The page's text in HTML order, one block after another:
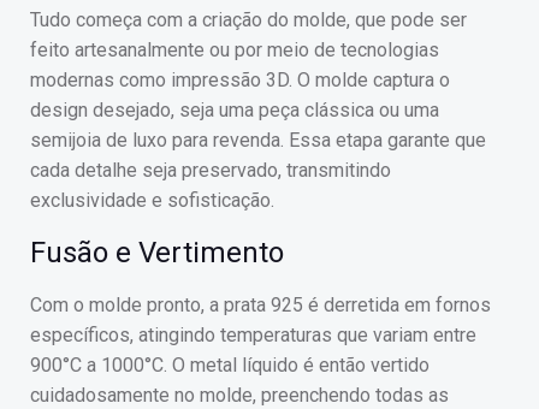
Tudo começa com a criação do molde, que pode ser
feito artesanalmente ou por meio de tecnologias
modernas como impressão 3D. O molde captura o
design desejado, seja uma peça clássica ou uma
semijoia de luxo para revenda. Essa etapa garante que
cada detalhe seja preservado, transmitindo
exclusividade e sofisticação.
Fusão e Vertimento
Com o molde pronto, a prata 925 é derretida em fornos
específicos, atingindo temperaturas que variam entre
900°C a 1000°C. O metal líquido é então vertido
cuidadosamente no molde, preenchendo todas as